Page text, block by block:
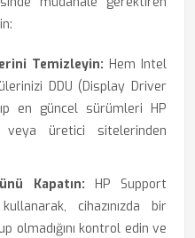
Temizleyin: Hem Intel
DDU (Display Driver
en güncel sürümleri HP
veya üretici sitelerinden
Kapatın: HP Support
cihazınızda bir
olmadığını kontrol edin ve